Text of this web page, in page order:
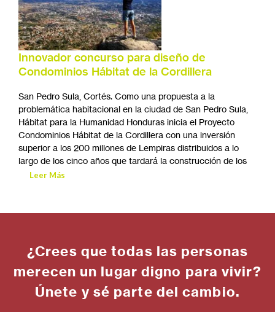
Innovador concurso para diseño de
Condominios Hábitat de la Cordillera
San Pedro Sula, Cortés. Como una propuesta a la
problemática habitacional en la ciudad de San Pedro Sula,
Hábitat para la Humanidad Honduras inicia el Proyecto
Condominios Hábitat de la Cordillera con una inversión
superior a los 200 millones de Lempiras distribuidos a lo
largo de los cinco años que tardará la construcción de los
Leer Más
¿Crees que todas las personas
merecen un lugar digno para vivir?
Únete y sé parte del cambio.